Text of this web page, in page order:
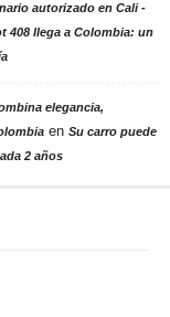
autorizado en Cali -
408 llega a Colombia: un
elegancia,
en Su carro puede
2 años